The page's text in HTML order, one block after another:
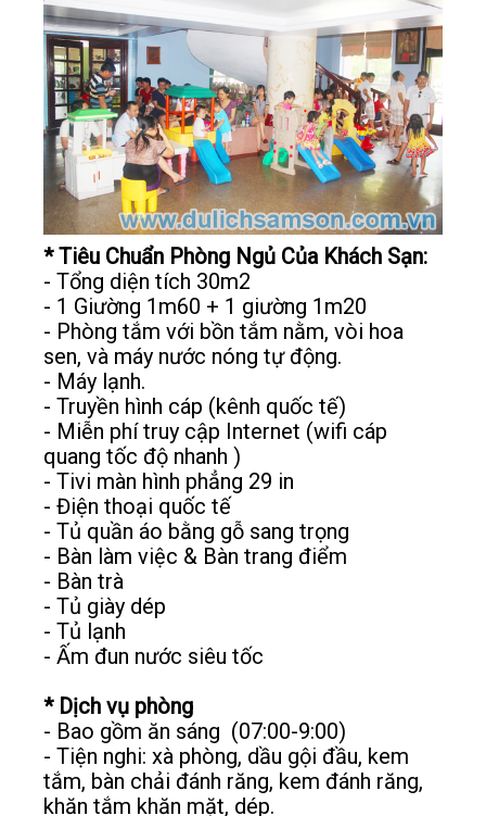
* Tiêu Chuẩn Phòng Ngủ Của Khách Sạn:
- Tổng diện tích 30m2
- 1 Giường 1m60 + 1 giường 1m20
- Phòng tắm với bồn tắm nằm, vòi hoa
sen, và máy nước nóng tự động.
- Máy lạnh.
- Truyền hình cáp (kênh quốc tế)
- Miễn phí truy cập Internet (wifi cáp
quang tốc độ nhanh )
- Tivi màn hình phẳng 29 in
- Điện thoại quốc tế
- Tủ quần áo bằng gỗ sang trọng
- Bàn làm việc & Bàn trang điểm
- Bàn trà
- Tủ giày dép
- Tủ lạnh
- Ấm đun nước siêu tốc
* Dịch vụ phòng
- Bao gồm ăn sáng (07:00-9:00)
- Tiện nghi: xà phòng, dầu gội đầu, kem
tắm, bàn chải đánh răng, kem đánh răng,
khăn tắm khăn mặt, dép.